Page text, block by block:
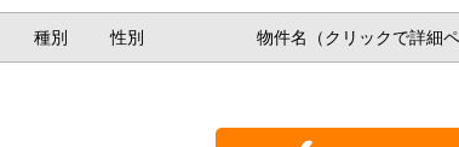
種別 性別 物件名（クリックで詳細ペ